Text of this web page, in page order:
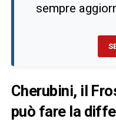
sempre
Cherubini, il
può fare la